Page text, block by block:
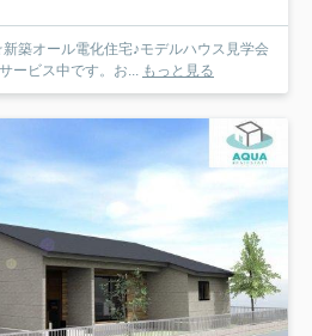
築オール電化住宅♪モデルハウス見学会
ービス中です。お... もっと見る